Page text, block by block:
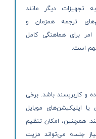
تجهیزات دیگر مانند
ترجمه همزمان و
برای هماهنگی کامل
مهم است.
و کاربرپسند باشد. برخی
اپلیکیشن‌های موبایل
همچنین، امکان تنظیم
جلسه می‌تواند مزیت